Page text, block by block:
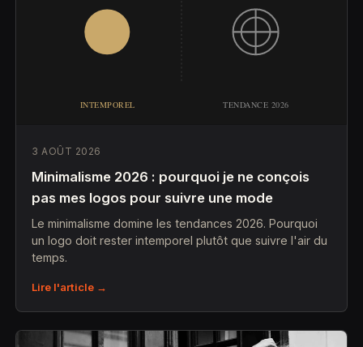
3 AOÛT 2026
Minimalisme 2026 : pourquoi je ne conçois
pas mes logos pour suivre une mode
Le minimalisme domine les tendances 2026. Pourquoi
un logo doit rester intemporel plutôt que suivre l'air du
temps.
Lire l'article →